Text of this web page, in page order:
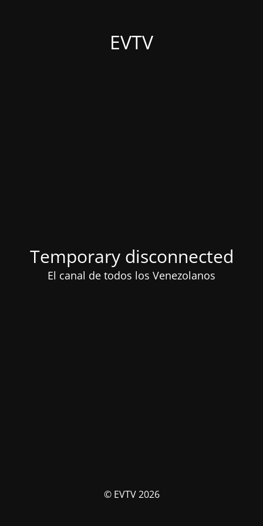
EVTV
Temporary disconnected
El canal de todos los Venezolanos
© EVTV 2026